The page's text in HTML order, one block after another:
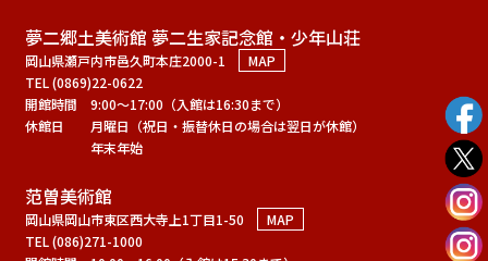
夢二郷土美術館 夢二生家記念館・少年山荘
岡山県瀬戸内市邑久町本庄2000-1
MAP
TEL (0869)22-0622
開館時間
9:00～17:00（入館は16:30まで）
休館日
月曜日（祝日・振替休日の場合は翌日が休館）
年末年始
范曽美術館
岡山県岡山市東区西大寺上1丁目1-50
MAP
TEL (086)271-1000